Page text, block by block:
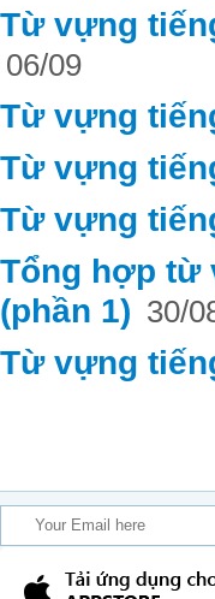
Từ vựng
06/09
Từ vựng
Từ vựng
Từ vựng
Tổng hợp từ
(phần 1) 30/
Từ vựng